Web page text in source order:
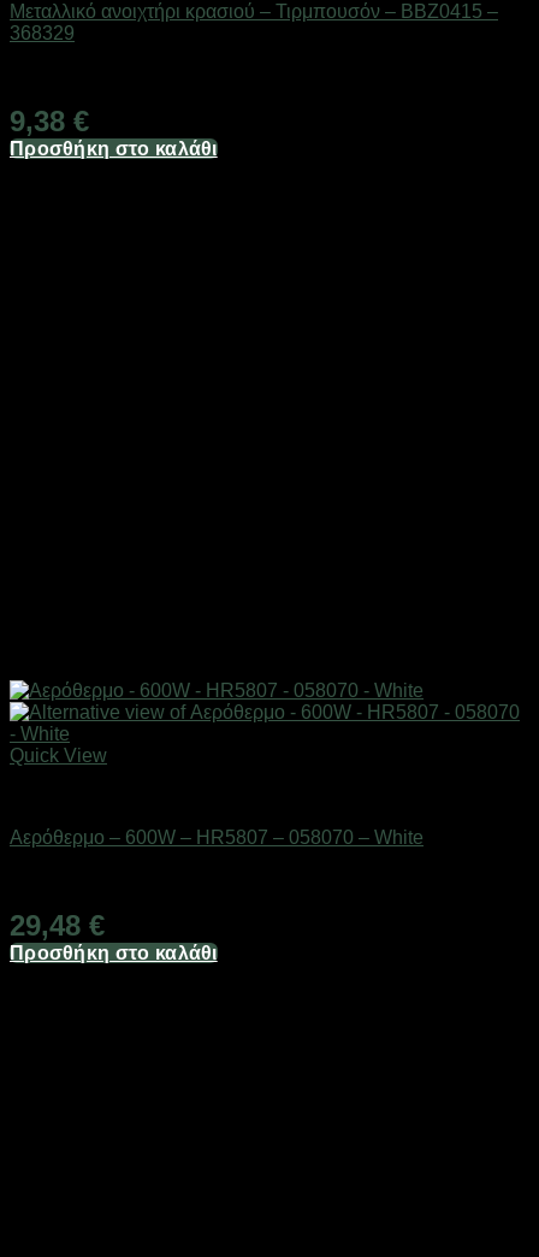
Μεταλλικό ανοιχτήρι κρασιού – Τιρμπουσόν – BBZ0415 –
368329
9,38 €
Προσθήκη στο καλάθι
Quick View
Αερόθερμο – 600W – HR5807 – 058070 – White
29,48 €
Προσθήκη στο καλάθι